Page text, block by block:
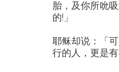
胎，及你所吮
的!」
耶稣却说：「
行的人，更是有